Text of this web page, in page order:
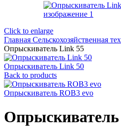
Click to enlarge
Главная Сельскохозяйственная
Опрыскиватель Link 55
Опрыскиватель Link 50
Back to products
Опрыскиватель ROB3 evo